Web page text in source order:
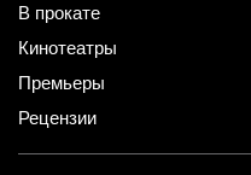
В прокате
Кинотеатры
Премьеры
Рецензии